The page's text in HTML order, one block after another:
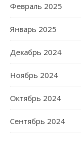
Февраль 2025
Январь 2025
Декабрь 2024
Ноябрь 2024
Октябрь 2024
Сентябрь 2024